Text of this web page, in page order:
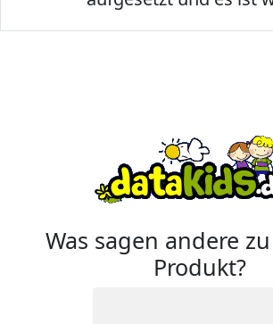
Was sagen andere
Produkt?